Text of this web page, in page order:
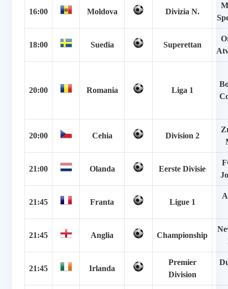
16:00 Moldova Divizia N.
18:00 Suedia Superettan
20:00 Romania Liga 1
20:00 Cehia Division 2
21:00 Olanda Eerste Divisie
21:45 Franta Ligue 1
21:45 Anglia Championship
21:45 Irlanda
Premier
Division